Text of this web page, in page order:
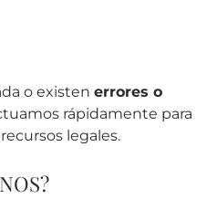
o existen errores o
rápidamente para
legales.